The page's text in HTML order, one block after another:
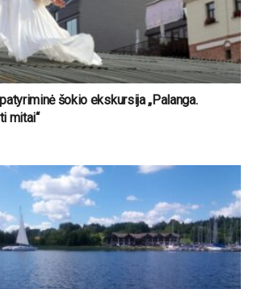
šokio ekskursija „Palanga.
mitai“